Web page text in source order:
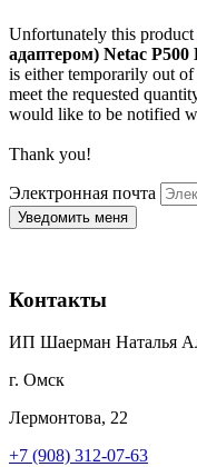
Unfortunately this product
адаптером) Netac
is either temporarily out
meet the requested
would like to be notified
Thank you!
Электронная почта
Контакты
ИП Шаерман Наталья
г. Омск
Лермонтова, 22
+7 (908) 312-07-63